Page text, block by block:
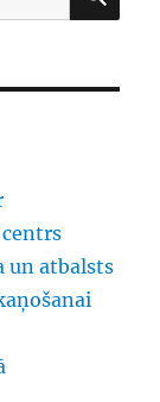
un atbalsts